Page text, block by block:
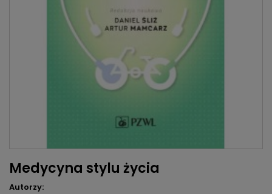
Medycyna stylu życia
Autorzy: